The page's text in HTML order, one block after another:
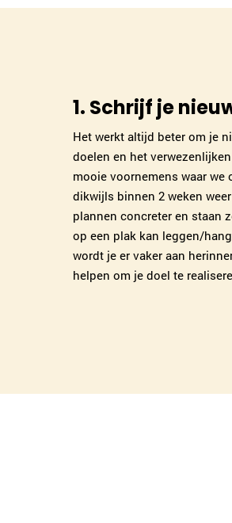
1. Schrijf je
Het werkt altijd beter om je
doelen en het
mooie voornemens waar
dikwijls binnen 2 weken
plannen concreter en staan
op een plak kan leggen/
wordt je er vaker aan
helpen om je doel te